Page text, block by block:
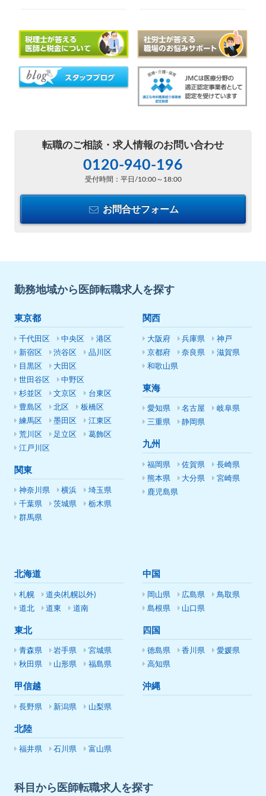
転職のご相談・ 求人情報のお問い合わせ
0120-940-196
受付時間：平日/10:00～18:00
お問合せフォーム
勤務地域から医師転職求人を探す
東京都
千代田区 中央区
港区
新宿区
渋谷区
品川区
目黒区
大田区
世田谷区
中野区
杉並区
文京区
台東区
豊島区
北区
板橋区
練馬区
墨田区
江東区
荒川区
足立区
葛飾区
江戸川区
関東
神奈川県 横浜
埼玉県
千葉県
茨城県
栃木県
群馬県
関西
大阪府 兵庫県
神戸
京都府
奈良県
滋賀県
和歌山県
東海
愛知県 名古屋
岐阜県
三重県
静岡県
九州
福岡県 佐賀県
長崎県
熊本県
大分県
宮崎県
鹿児島県
北海道
札幌
道央(札幌以外)
道北
道東 道南
東北
青森県 岩手県
宮城県
秋田県
山形県 福島県
甲信越
長野県 新潟県 山梨県
北陸
福井県 石川県 富山県
中国
岡山県 広島県
鳥取県
島根県
山口県
四国
徳島県 香川県
愛媛県
高知県
沖縄
科目から医師転職求人を探す